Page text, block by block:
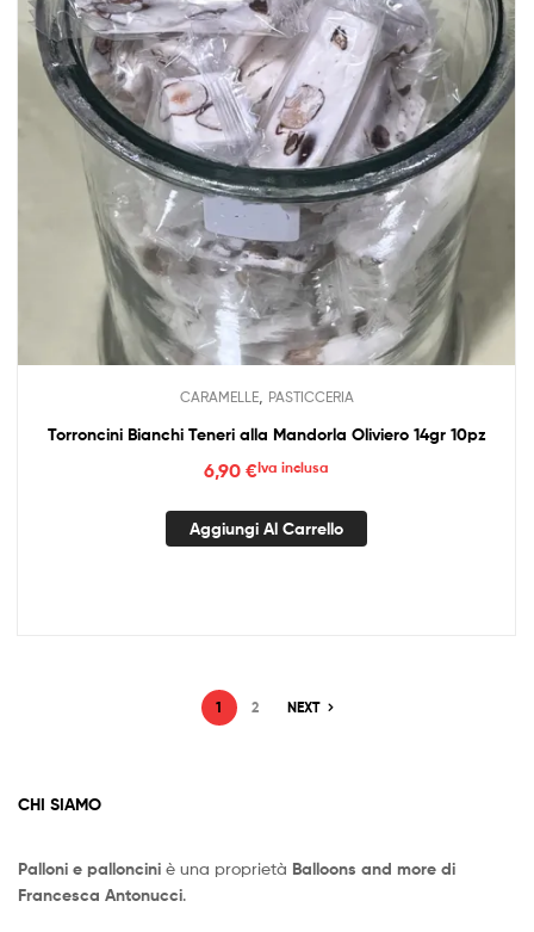
CARAMELLE, PASTICCERIA
Torroncini Bianchi Teneri alla Mandorla Oliviero 14gr 10pz
6,90 €Iva inclusa
Aggiungi Al Carrello
1 2 NEXT
CHI SIAMO
Palloni e palloncini è una proprietà Balloons and more di
Francesca Antonucci.